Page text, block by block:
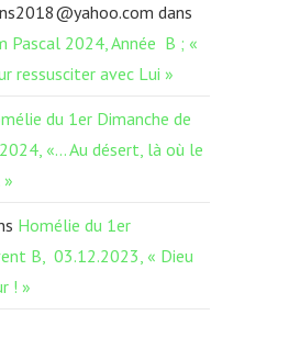
dans
Pascal 2024, Année B ; «
ressusciter avec Lui »
du 1er Dimanche de
«… Au désert, là où le
Homélie du 1er
B, 03.12.2023, « Dieu
! »